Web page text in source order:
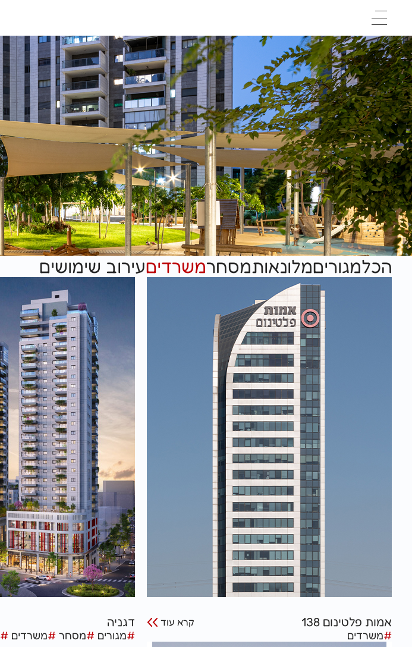
דף בית
אודות
פרויקטים
קריירה
מקרי בוחן
יצירת קשר
English



הכלמגוריםמלונאותמסחרמשרדיםעירוב שימושים
אמות פלטינום 138 קרא עוד
#משרדים
דגניה
#מגורים #מסחר #משרדים #